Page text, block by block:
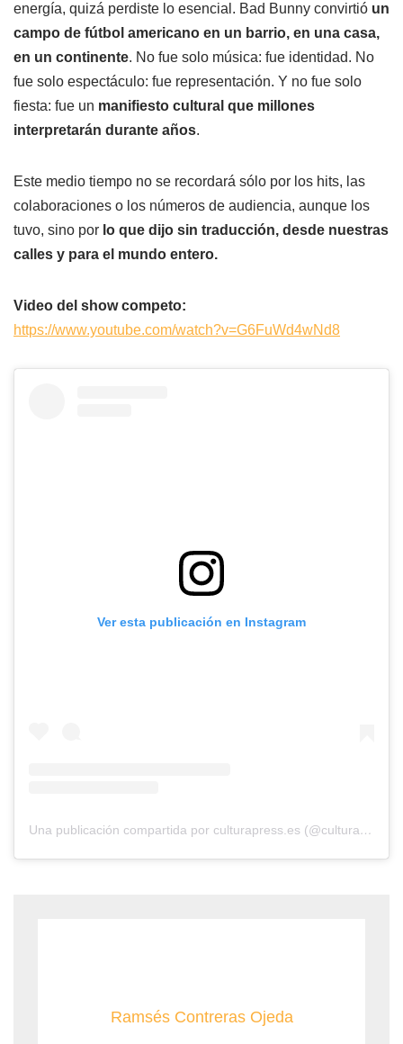
energía, quizá perdiste lo esencial. Bad Bunny convirtió un
campo de fútbol americano en un barrio, en una casa,
en un continente. No fue solo música: fue identidad. No
fue solo espectáculo: fue representación. Y no fue solo
fiesta: fue un manifiesto cultural que millones
interpretarán durante años.
Este medio tiempo no se recordará sólo por los hits, las
colaboraciones o los números de audiencia, aunque los
tuvo, sino por lo que dijo sin traducción, desde nuestras
calles y para el mundo entero.
Video del show competo:
https://www.youtube.com/watch?v=G6FuWd4wNd8
Ver esta publicación en Instagram
Una publicación compartida por culturapress.es (@culturapress.es)
Ramsés Contreras Ojeda